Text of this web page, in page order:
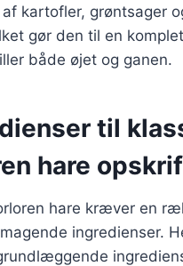
kartofler, grøntsager
gør den til en
både øjet og ganen.
til
hare
hare kræver en
ingredienser.